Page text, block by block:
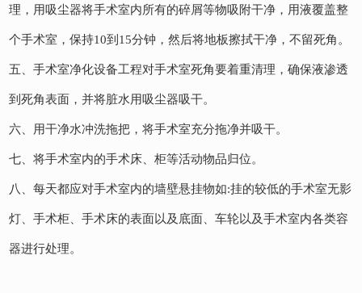
理，用吸尘器将手术室内所有的碎屑等物吸附干净，用液覆盖整
个手术室，保持10到15分钟，然后将地板擦拭干净，不留死角。
五、手术室净化设备工程对手术室死角要着重清理，确保液渗透
到死角表面，并将脏水用吸尘器吸干。
六、用干净水冲洗拖把，将手术室充分拖净并吸干。
七、将手术室内的手术床、柜等活动物品归位。
八、每天都应对手术室内的墙壁悬挂物如:挂的较低的手术室无影
灯、手术柜、手术床的表面以及底面、车轮以及手术室内各类容
器进行处理。